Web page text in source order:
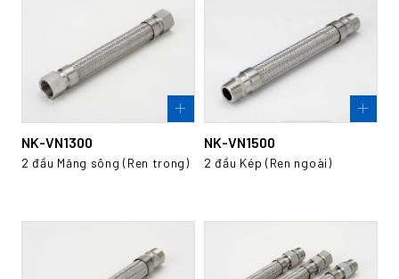
NK-VN1300
2 đầu Măng sông (Ren trong)
NK-VN1500
2 đầu Kép (Ren ngoài)